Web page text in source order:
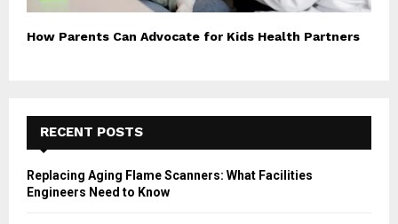
How Parents Can Advocate for Kids Health Partners
RECENT POSTS
Replacing Aging Flame Scanners: What Facilities
Engineers Need to Know